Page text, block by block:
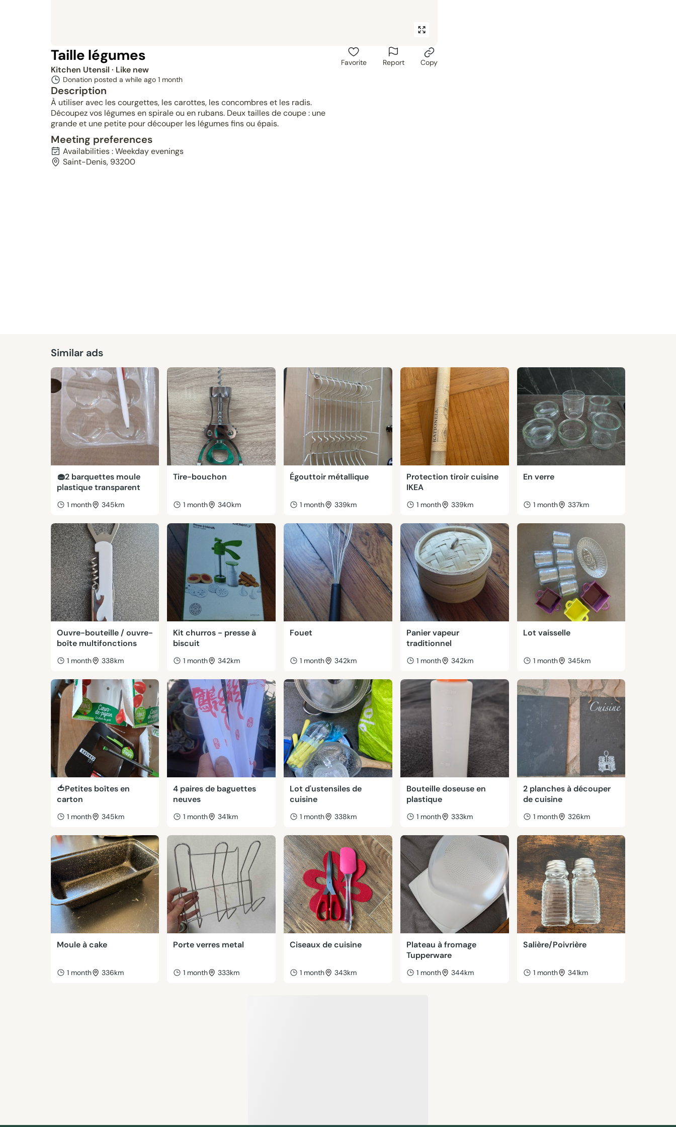
Taille légumes
Kitchen Utensil · Like new
Donation posted a while ago 1 month
Description
À utiliser avec les courgettes, les carottes, les concombres et les radis.
Découpez vos légumes en spirale ou en rubans. Deux tailles de coupe : une
grande et une petite pour découper les légumes fins ou épais.
Favorite Report Copy
Meeting preferences
Availabilities : Weekday evenings
Saint-Denis, 93200
Similar ads
🧁2 barquettes moule
plastique transparent
1 month 345km
Tire-bouchon
1 month 340km
Égouttoir métallique
1 month 339km
Protection tiroir cuisine
IKEA
1 month 339km
En verre
1 month 337km
Ouvre-bouteille / ouvre-
boîte multifonctions
1 month 338km
Kit churros - presse à
biscuit
1 month 342km
Fouet
1 month 342km
Panier vapeur
traditionnel
1 month 342km
Lot vaisselle
1 month 345km
🍅Petites boîtes en
carton
1 month 345km
4 paires de baguettes
neuves
1 month 341km
Lot d'ustensiles de
cuisine
1 month 338km
Bouteille doseuse en
plastique
1 month 333km
2 planches à découper
de cuisine
1 month 326km
Moule à cake
1 month 336km
Porte verres metal
1 month 333km
Ciseaux de cuisine
1 month 343km
Plateau à fromage
Tupperware
1 month 344km
Salière/Poivrière
1 month 341km